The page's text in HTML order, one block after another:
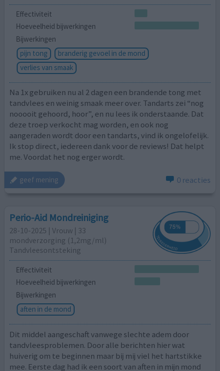
Effectiviteit
Hoeveelheid bijwerkingen
Bijwerkingen
pijn tong
branderig gevoel in de mond
verlies van smaak
Na 1x gebruiken nu al 2 dagen een brandende tong met
tandvlees en weinig smaak meer over. Tandarts zei “nog
nooooit gehoord, hoor”, en nu lees ik onderstaande. Dat
deze troep verkocht mag worden, en ook nog
aangeraden wordt door een tandarts, vind ik ongelofelijk.
Ik stop direct, iedereen dank voor de reviews! Dat helpt
me. Voordat het nog erger wordt.
geef mening 0 reacties
Perio-Aid Mondreiniging
28-10-2025 | Vrouw | 33
mondverzorging (1,2mg/ml)
Tandvleesontsteking
Effectiviteit
Hoeveelheid bijwerkingen
Bijwerkingen
aften in de mond
Dit middel aangeschaft vanwege slechte adem door
tandvleesproblemen. Door alle berichten hier wat
huiverig om te beginnen maar bij mij viel het hartstikke
mee. Eerste dag had ik een soort van aften in mijn mond